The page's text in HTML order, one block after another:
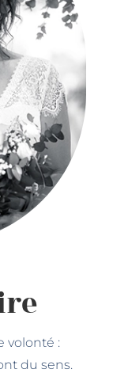
volonté :
du sens.